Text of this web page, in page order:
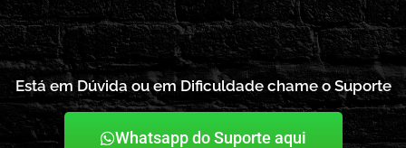
Está em Dúvida ou em Dificuldade chame o Suporte
Whatsapp do Suporte aqui